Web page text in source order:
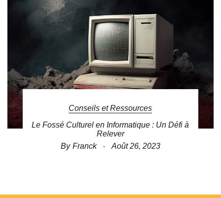
Conseils et Ressources
Le Fossé Culturel en Informatique : Un Défi à
Relever
By Franck Août 26, 2023